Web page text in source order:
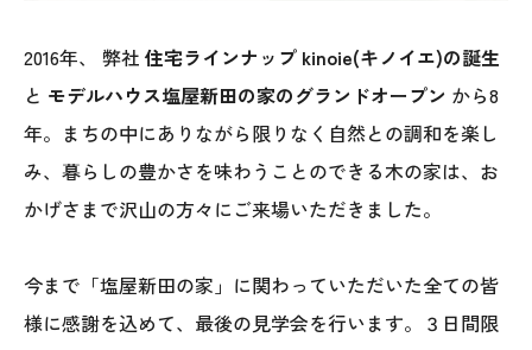
移住と暮らし相談
資料請求
お問い合わせ
2016年、 弊社 住宅ラインナップ kinoie(キノイエ)の誕生
と モデルハウス塩屋新田の家のグランドオープン から8
年。まちの中にありながら限りなく自然との調和を楽し
み、暮らしの豊かさを味わうことのできる木の家は、お
かげさまで沢山の方々にご来場いただきました。
今まで「塩屋新田の家」に関わっていただいた全ての皆
様に感謝を込めて、最後の見学会を行います。３日間限